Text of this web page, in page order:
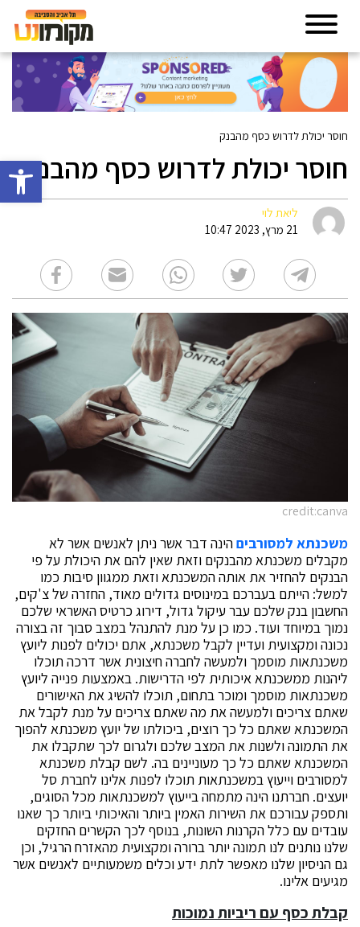
פתח
חוסר יכולת לדרוש כסף מהבנק
חוסר יכולת לדרוש כסף מהבנק
ליאת לוי
21 מרץ, 2023 10:47
credit:canva
משכנתא למסורביםהינה דבר אשר ניתן לאנשים אשר לא
מקבלים משכנתא מהבנקים וזאת שאין להם את היכולת על פי
הבנקים להחזיר את אותה המשכנתא וזאת ממגוון סיבות כמו
למשל: הייתם בעברכם במינוסים גדולים מאוד, החזרה של צ'קים,
החשבון בנק שלכם עבר עיקול גדול, דירוג כרטיס האשראי שלכם
נמוך במיוחד ועוד. כמו כן על מנת להתנהל במצב סבוך זה בצורה
נכונה ומקצועית ועדיין לקבל משכנתא, אתם יכולים לפנות ליועץ
משכנתאות מוסמך ולמעשה לחברה חיצונית אשר דרכה תוכלו
ליהנות ממשכנתא איכותית לפי הדרישות. באמצעות פנייה ליועץ
משכנתאות מוסמך ומוכר בתחום, תוכלו להשיג את האישורים
שאתם צריכים ולמעשה את מה שאתם צריכים על מנת לקבל את
המשכנתא שאתם כל כך רוצים, ביכולתו של יועץ משכנתא להפוך
את התמונה ולשנות את המצב שלכם ולגרום לכך שתקבלו את
המשכנתא שאתם כל כך מעוניינים בה. לשם קבלת משכנתא
למסורבים וייעוץ במשכנתאות תוכלו לפנות אלינו לחברת סל
יועצים. חברתנו הינה מתמחה בייעוץ למשכנתאות מכל הסוגים,
ותספק עבורכם את השירות האמין ביותר והאיכותי ביותר כך שאנו
עובדים עם כלל הקרנות השונות, בנוסף לכך הקשרים החזקים
שלנו נותנים לנו תמונה יותר ברורה ומקצועית מהאזרח הרגיל, וכן
גם הניסיון שלנו מאפשר לתת ידע וכלים משמעותיים לאנשים אשר
מגיעים אלינו.
קבלת כסף עם ריביות נמוכות